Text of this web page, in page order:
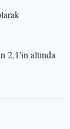
2,1'in altında